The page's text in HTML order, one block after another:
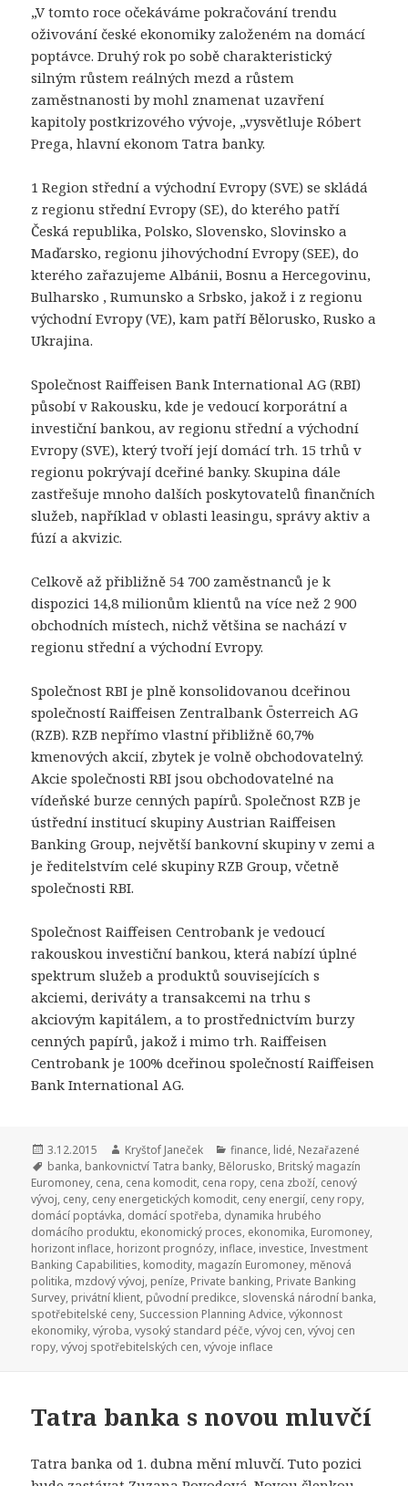
„V tomto roce očekáváme pokračování trendu
oživování české ekonomiky založeném na domácí
poptávce. Druhý rok po sobě charakteristický
silným růstem reálných mezd a růstem
zaměstnanosti by mohl znamenat uzavření
kapitoly postkrizového vývoje, „vysvětluje Róbert
Prega, hlavní ekonom Tatra banky.
1 Region střední a východní Evropy (SVE) se skládá
z regionu střední Evropy (SE), do kterého patří
Česká republika, Polsko, Slovensko, Slovinsko a
Maďarsko, regionu jihovýchodní Evropy (SEE), do
kterého zařazujeme Albánii, Bosnu a Hercegovinu,
Bulharsko , Rumunsko a Srbsko, jakož i z regionu
východní Evropy (VE), kam patří Bělorusko, Rusko a
Ukrajina.
Společnost Raiffeisen Bank International AG (RBI)
působí v Rakousku, kde je vedoucí korporátní a
investiční bankou, av regionu střední a východní
Evropy (SVE), který tvoří její domácí trh. 15 trhů v
regionu pokrývají dceřiné banky. Skupina dále
zastřešuje mnoho dalších poskytovatelů finančních
služeb, například v oblasti leasingu, správy aktiv a
fúzí a akvizic.
Celkově až přibližně 54 700 zaměstnanců je k
dispozici 14,8 milionům klientů na více než 2 900
obchodních místech, nichž většina se nachází v
regionu střední a východní Evropy.
Společnost RBI je plně konsolidovanou dceřinou
společností Raiffeisen Zentralbank Österreich AG
(RZB). RZB nepřímo vlastní přibližně 60,7%
kmenových akcií, zbytek je volně obchodovatelný.
Akcie společnosti RBI jsou obchodovatelné na
vídeňské burze cenných papírů. Společnost RZB je
ústřední institucí skupiny Austrian Raiffeisen
Banking Group, největší bankovní skupiny v zemi a
je ředitelstvím celé skupiny RZB Group, včetně
společnosti RBI.
Společnost Raiffeisen Centrobank je vedoucí
rakouskou investiční bankou, která nabízí úplné
spektrum služeb a produktů souvisejících s
akciemi, deriváty a transakcemi na trhu s
akciovým kapitálem, a to prostřednictvím burzy
cenných papírů, jakož i mimo trh. Raiffeisen
Centrobank je 100% dceřinou společností Raiffeisen
Bank International AG.
Publikováno:
3.12.2015 Autor:
Kryštof Janeček Rubriky:
finance, lidé, Nezařazené
Štítky:
banka, bankovnictví Tatra banky, Bělorusko, Britský magazín
Euromoney, cena, cena komodit, cena ropy, cena zboží, cenový
vývoj, ceny, ceny energetických komodit, ceny energií, ceny ropy,
domácí poptávka, domácí spotřeba, dynamika hrubého
domácího produktu, ekonomický proces, ekonomika, Euromoney,
horizont inflace, horizont prognózy, inflace, investice, Investment
Banking Capabilities, komodity, magazín Euromoney, měnová
politika, mzdový vývoj, peníze, Private banking, Private Banking
Survey, privátní klient, původní predikce, slovenská národní banka,
spotřebitelské ceny, Succession Planning Advice,výkonnost
ekonomiky,výroba,vysoký standard péče,vývoj cen,vývoj cen
ropy,vývoj spotřebitelských cen,vývoje inflace
Tatra banka s novou mluvčí
Tatra banka od 1. dubna mění mluvčí.Tuto pozici